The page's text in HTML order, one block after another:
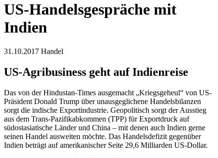
US-Handelsgespräche mit
Indien
31.10.2017 Handel
US-Agribusiness geht auf Indienreise
Das von der Hindustan-Times ausgemacht „Kriegsgeheul“ von US-
Präsident Donald Trump über unausgeglichene Handelsbilanzen
sorgt die indische Exportindustrie. Geopolitisch sorgt der Ausstieg
aus dem Trans-Pazifikabkommen (TPP) für Exportdruck auf
südostasiatische Länder und China – mit denen auch Indien gerne
seinen Handel ausweiten möchte. Das Handelsdefizit gegenüber
Indien beträgt auf amerikanischer Seite 29,6 Milliarden US-Dollar.